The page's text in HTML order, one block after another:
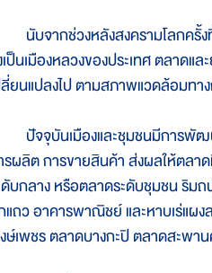
นับจากช่วงหลังสงครามโลกครั้งที่
ป็นเมืองหลวงของประเทศ ตลาด
ลี่ยนแปลงไป ตามสภาพแวดล้อมทา
ปัจจุบันเมืองและชุมชนมีการพัฒนา
ผลิต การขายสินค้า ส่งผลให้ตลา
ดับกลาง หรือตลาดระดับชุมชน ริ
ถว อาคารพาณิชย์ และหาบเร่แผ
เพชร ตลาดบางกะปิ ตลาดสะพา